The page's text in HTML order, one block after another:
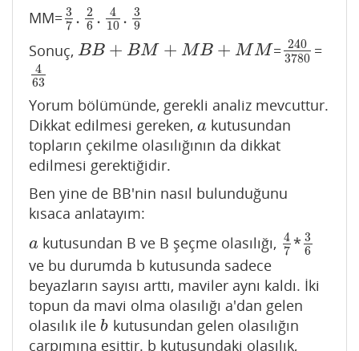
MM= 3
7 . 2
6 .
4
10 . 3
9
37. 26. 410 39
Sonuç, BB + BM + MB + MM
BB+ BM+MB +M M = 240
3780
2403780
=
4
63
463
Yorum bölümünde, gerekli analiz mevcuttur.
Dikkat edilmesi gereken, a
a kutusundan
topların çekilme olasılığının da dikkat
edilmesi gerektiğidir.
Ben yine de BB'nin nasıl bulunduğunu
kısaca anlatayım:
a
a kutusundan B ve B şeçme olasılığı, 4
7
47* 3
6
36
ve bu durumda b kutusunda sadece
beyazların sayısı arttı, maviler aynı kaldı. İki
topun da mavi olma olasılığı a'dan gelen
olasılık ile b
b kutusundan gelen olasılığın
çarpımına eşittir. b kutusundaki olasılık,